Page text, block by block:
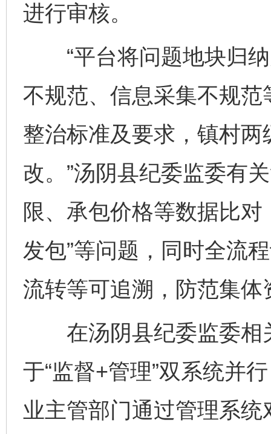
进行审核。
“平台将问题地块归纳
不规范、信息采集不规
整治标准及要求，镇村
改。”汤阴县纪委监委有
限、承包价格等数据比对
发包”等问题，同时全流
流转等可追溯，防范集体
在汤阴县纪委监委相
于“监督+管理”双系统并
业主管部门通过管理系